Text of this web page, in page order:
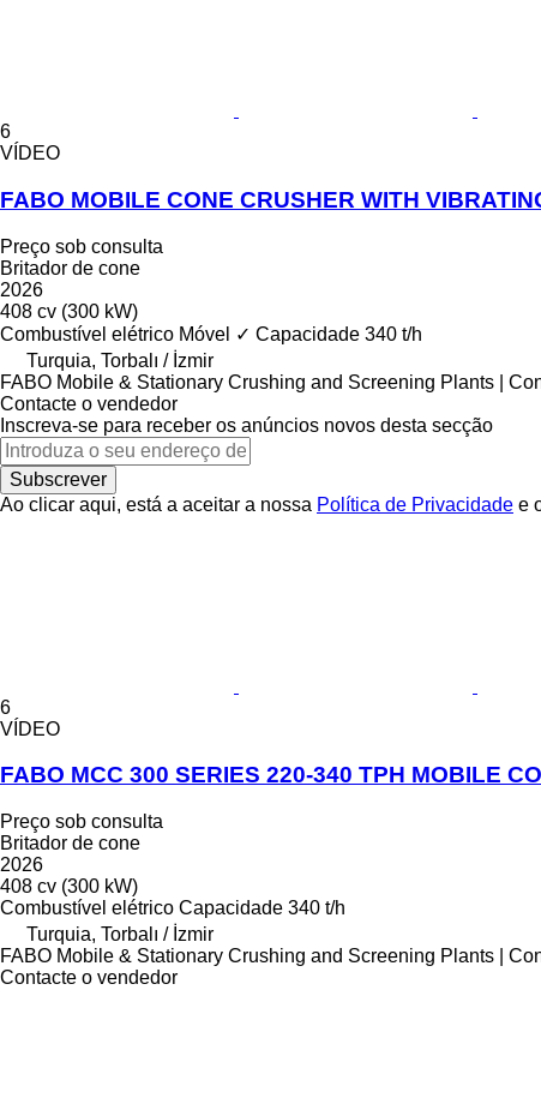
6
VÍDEO
FABO MOBILE CONE CRUSHER WITH
Preço sob consulta
Britador de cone
2026
408 cv (300 kW)
Combustível elétrico Móvel ✓ Capacidade 340 t/h
Turquia, Torbalı / İzmir
FABO Mobile & Stationary Crushing and Screening Plants |
Contacte o vendedor
Inscreva-se para receber os anúncios novos desta secção
Subscrever
Ao clicar aqui, está a aceitar a nossa Política de Privacidade e
6
VÍDEO
FABO MCC 300 SERIES 220-340 TPH MOBILE
Preço sob consulta
Britador de cone
2026
408 cv (300 kW)
Combustível elétrico Capacidade 340 t/h
Turquia, Torbalı / İzmir
FABO Mobile & Stationary Crushing and Screening Plants |
Contacte o vendedor